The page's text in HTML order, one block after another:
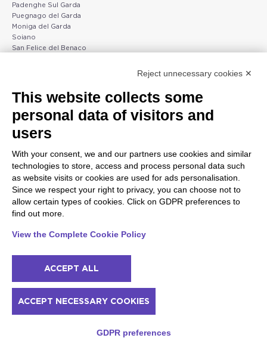
Preise und Verfügbarkeit
Padenghe Sul Garda
Puegnago del Garda
Moniga del Garda
Soiano
San Felice del Benaco
Peschiera und die Küste
des Veneto
Lazise
Peschiera del Garda
Verona
Valeggio sul Mincio
San Giorgio di Valpolicella
Garda
Negrar di Valpolicella
Pedemonte
Ponti sul Mincio
Gargnano und Oberer
Gardasee
Gargnano
Tiarno di Sopra
Campione
Nago-Torbole
Torbole
Bleggio superiore
© 2022 NowMyPlace Srl P. Iva 02991060340
Kontakte
Privacy policy
Reject unnecessary cookies ✕
This website collects some
personal data of visitors and
users
With your consent, we and our partners use cookies and similar
technologies to store, access and process personal data such
as website visits or cookies are used for ads personalisation.
Since we respect your right to privacy, you can choose not to
allow certain types of cookies. Click on GDPR preferences to
find out more.
View the Complete Cookie Policy
ACCEPT ALL
ACCEPT NECESSARY COOKIES
GDPR preferences